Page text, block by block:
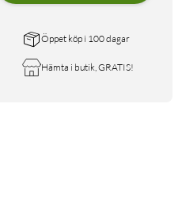
Öppet köp i 100 dagar
Hämta i butik, GRATIS!